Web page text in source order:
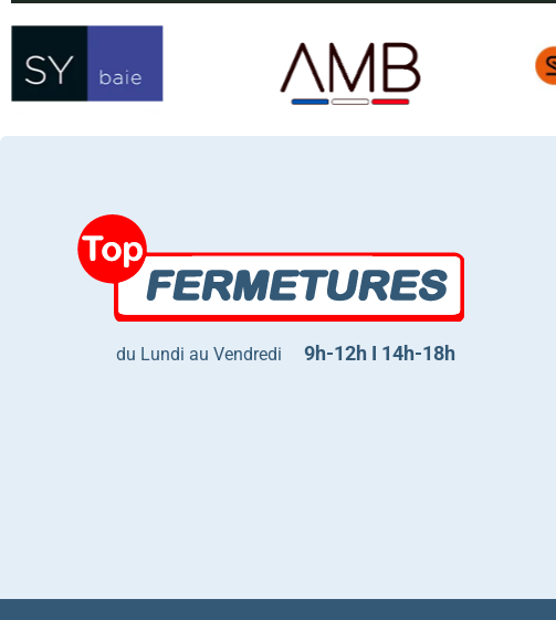
du Lundi au Vendredi 9h-12h I 14h-18h